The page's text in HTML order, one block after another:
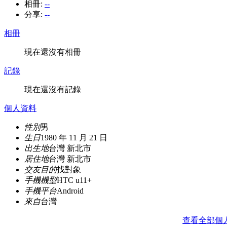
相冊: --
分享: --
相冊
現在還沒有相冊
記錄
現在還沒有記錄
個人資料
性別男
生日1980 年 11 月 21 日
出生地台灣 新北市
居住地台灣 新北市
交友目的找對象
手機機型HTC u11+
手機平台Android
來自台灣
查看全部個